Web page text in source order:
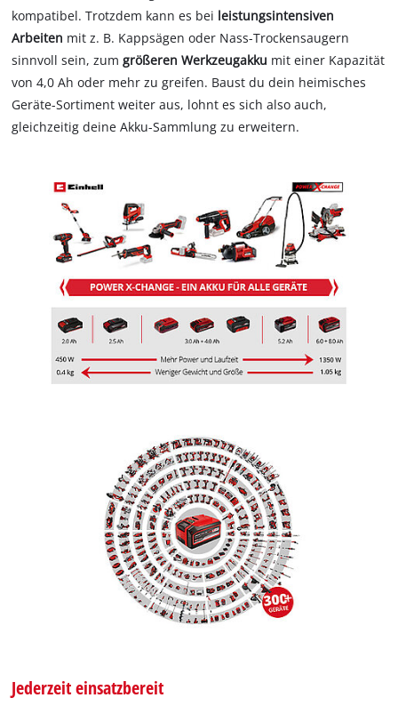
kompatibel. Trotzdem kann es bei leistungsintensiven
Arbeiten mit z. B. Kappsägen oder Nass-Trockensaugern
sinnvoll sein, zumgrößeren Werkzeugakku mit einer Kapazität
von 4,0 Ah oder mehr zu greifen. Baust du dein heimisches
Geräte-Sortiment weiter aus, lohnt es sich also auch,
gleichzeitig deine Akku-Sammlung zu erweitern.
Jederzeit einsatzbereit